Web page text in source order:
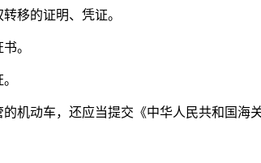
移的证明、凭证。
。
的机动车，还应当提交《中华人民共和国海